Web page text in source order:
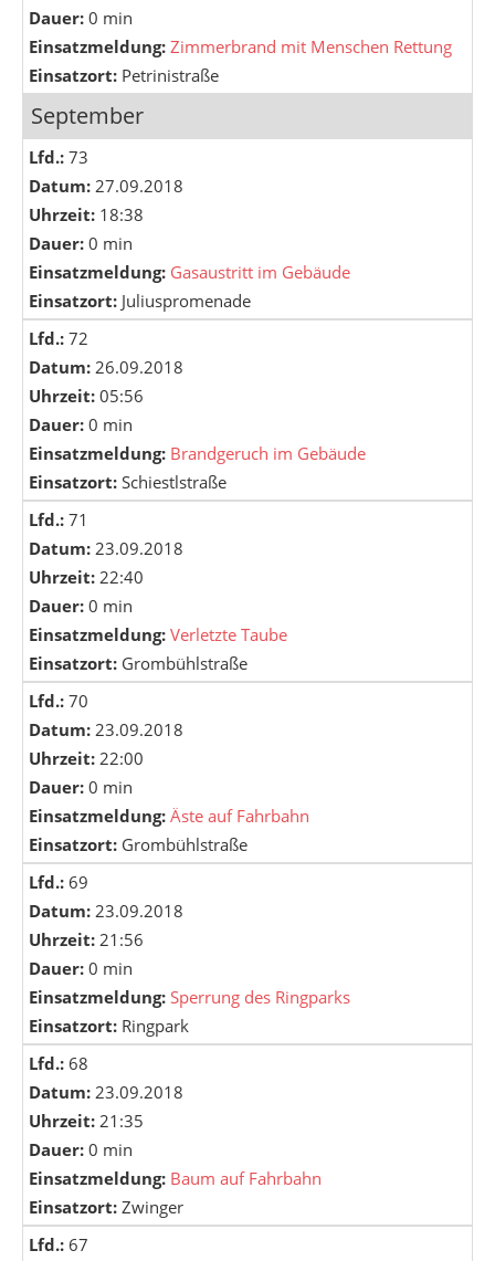
Dauer: 0 min
Einsatzmeldung: Zimmerbrand mit Menschen Rettung
Einsatzort: Petrinistraße
September
Lfd.: 73
Datum: 27.09.2018
Uhrzeit: 18:38
Dauer: 0 min
Einsatzmeldung: Gasaustritt im Gebäude
Einsatzort: Juliuspromenade
Lfd.: 72
Datum: 26.09.2018
Uhrzeit: 05:56
Dauer: 0 min
Einsatzmeldung: Brandgeruch im Gebäude
Einsatzort: Schiestlstraße
Lfd.: 71
Datum: 23.09.2018
Uhrzeit: 22:40
Dauer: 0 min
Einsatzmeldung: Verletzte Taube
Einsatzort: Grombühlstraße
Lfd.: 70
Datum: 23.09.2018
Uhrzeit: 22:00
Dauer: 0 min
Einsatzmeldung: Äste auf Fahrbahn
Einsatzort: Grombühlstraße
Lfd.: 69
Datum: 23.09.2018
Uhrzeit: 21:56
Dauer: 0 min
Einsatzmeldung: Sperrung des Ringparks
Einsatzort: Ringpark
Lfd.: 68
Datum: 23.09.2018
Uhrzeit: 21:35
Dauer: 0 min
Einsatzmeldung: Baum auf Fahrbahn
Einsatzort: Zwinger
Lfd.: 67